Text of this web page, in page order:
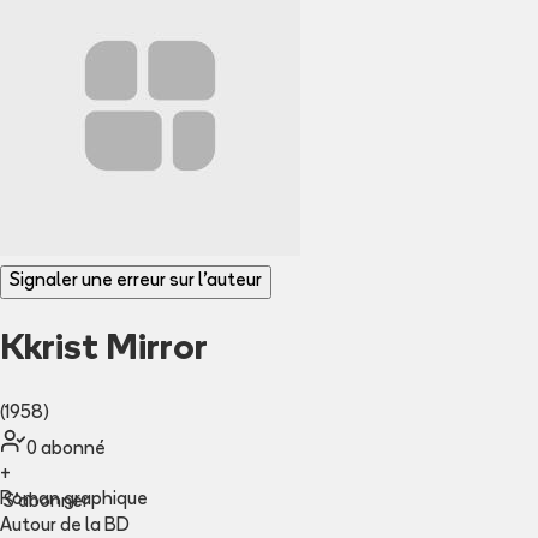
Signaler une erreur sur l'auteur
Kkrist Mirror
(1958)
0 abonné
+
S'abonner
Roman graphique
Autour de la BD